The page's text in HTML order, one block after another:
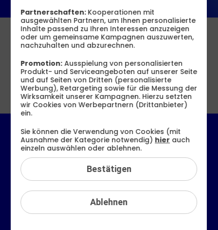
Mit Zubehör aus
ursprünglichem Lieferumfang
Refurbished Samsung Geräte
mit Vertrag
Alle Filter
Bis zu 144 € sparen
Samsung
Galaxy S26(Refurbished)
Partnerschaften: Kooperationen mit
ausgewählten Partnern, um Ihnen personalisierte
Inhalte passend zu Ihren Interessen anzuzeigen
oder um gemeinsame Kampagnen auszuwerten,
nachzuhalten und abzurechnen.
Promotion: Ausspielung von personalisierten
Produkt- und Serviceangeboten auf unserer Seite
und auf Seiten von Dritten (personalisierte
Werbung), Retargeting sowie für die Messung der
Wirksamkeit unserer Kampagnen. Hierzu setzten
wir Cookies von Werbepartnern (Drittanbieter)
ein.
Ablehnen
Sie können die Verwendung von Cookies (mit
Ausnahme der Kategorie notwendig) hier auch
einzeln auswählen oder ablehnen.
Bestätigen